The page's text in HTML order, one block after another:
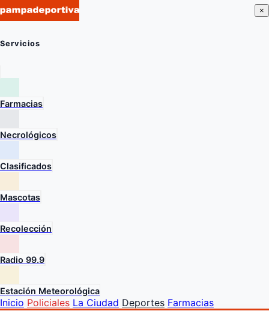
×
Servicios
Farmacias
Necrológicos
Clasificados
Mascotas
Recolección
Radio 99.9
Estación Meteorológica
Inicio Policiales La Ciudad Deportes Farmacias